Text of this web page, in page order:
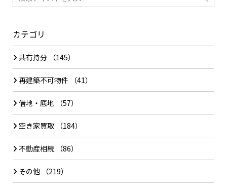
カテゴリ
共有持分 （145）
再建築不可物件 （41）
借地・底地 （57）
空き家買取 （184）
不動産相続（86）
その他 （219）